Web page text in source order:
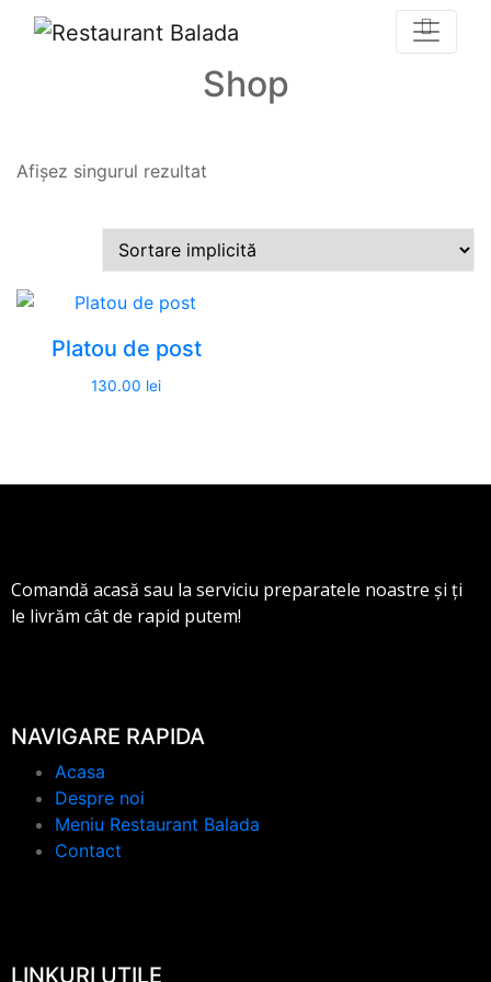
Shop
Afișez singurul rezultat
Platou de post
130.00 lei
Comandă acasă sau la serviciu preparatele noastre și ți
le livrăm cât de rapid putem!
NAVIGARE RAPIDA
Acasa
Despre noi
Meniu Restaurant Balada
Contact
LINKURI UTILE